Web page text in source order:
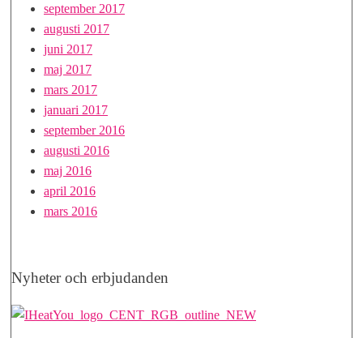
september 2017
augusti 2017
juni 2017
maj 2017
mars 2017
januari 2017
september 2016
augusti 2016
maj 2016
april 2016
mars 2016
Nyheter och erbjudanden